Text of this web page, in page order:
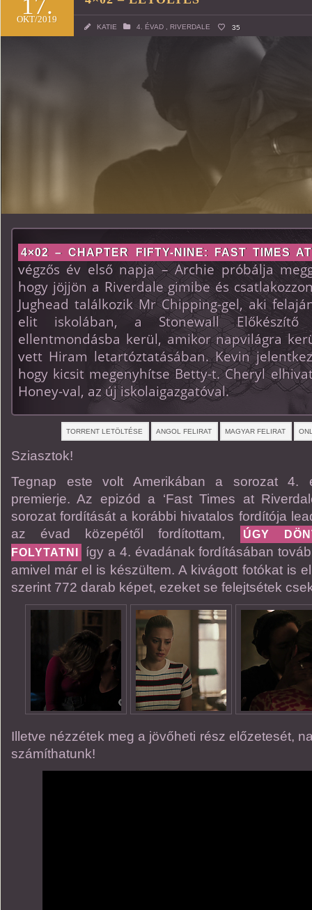
17.
OKT/2019
KATIE 4. ÉVAD RIVERDALE 35
4×02 – CHAPTER FIFTY-NINE: FAST TIMES
végzős év első napja – Archie próbálja
hogy jöjjön a Riverdale gimibe és
Jughead találkozik Mr Chipping-gel, aki
elit iskolában, a Stonewall Előkészítő
ellentmondásba kerül, amikor napvilágra
vett Hiram letartóztatásában. Kevin
hogy kicsit megenyhítse Betty-t. Cheryl
Honey-val, az új iskolaigazgatóval.
TORRENT LETÖLTÉSE ANGOL FELIRAT MAGYAR FELIRAT
Sziasztok!
Tegnap este volt Amerikában a sorozat 4.
premierje. Az epizód a ‘Fast Times at
sorozat fordítását a korábbi hivatalos fordítója
az évad közepétől fordítottam,
ÚGY
FOLYTATNI
így a 4. évadának fordításában
amivel már el is készültem. A kivágott fotókat is
szerint 772 darab képet, ezeket se felejtsétek
Illetve nézzétek meg a jövőheti rész előzetesét,
számíthatunk!